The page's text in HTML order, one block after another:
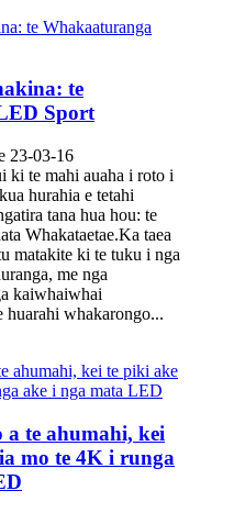
te
Sport
23-03-16
ki te mahi auaha i roto i
hurahia e tetahi
tana hua hou: te
Whakataetae.Ka taea
matakite ki te tuku i nga
me nga
kaiwhaiwhai
whakarongo...
te ahumahi, kei
mo te 4K i runga